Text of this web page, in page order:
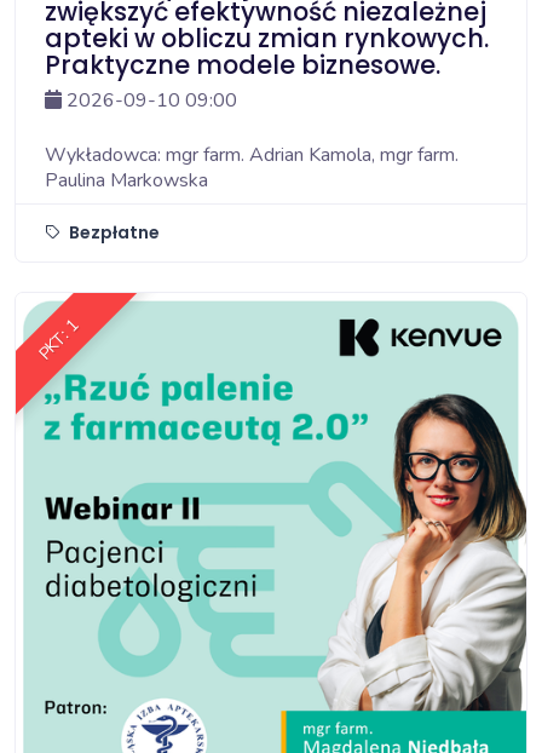
zwiększyć efektywność niezależnej
apteki w obliczu zmian rynkowych.
Praktyczne modele biznesowe.
2026-09-10 09:00
Wykładowca: mgr farm. Adrian Kamola, mgr farm.
Paulina Markowska
Bezpłatne
PKT: 1